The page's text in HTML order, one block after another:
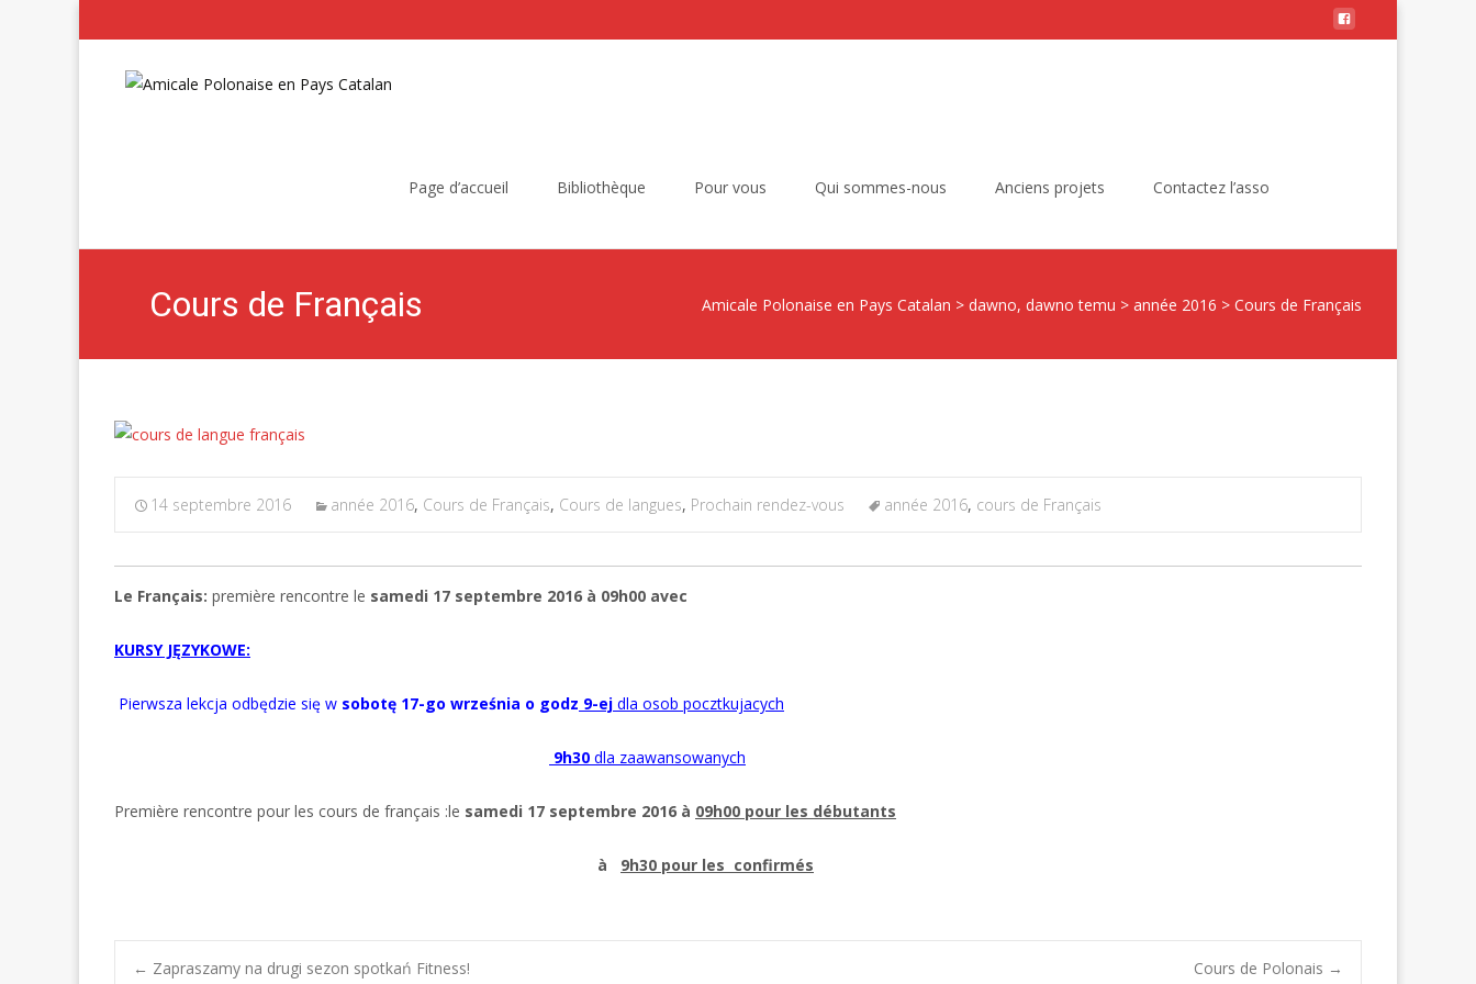
Page d’accueil Bibliothèque Pour vous Qui sommes-nous Anciens projets Contactez l’asso
Cours de Français Amicale Polonaise en Pays Catalan > dawno, dawno temu > année 2016 > Cours de Français
14 septembre 2016 année 2016, Cours de Français, Cours de langues, Prochain rendez-vous année 2016, cours de Français
Le Français: première rencontre le samedi 17 septembre 2016 à 09h00 avec
KURSY JĘZYKOWE:
Pierwsza lekcja odbędzie się w sobotę 17-go września o godz 9-ej dla osob pocztkujacych
9h30 dla zaawansowanych
Première rencontre pour les cours de français :le samedi 17 septembre 2016 à 09h00 pour les débutants
à 9h30 pour les confirmés
← Zapraszamy na drugi sezon spotkań Fitness! Cours de Polonais →